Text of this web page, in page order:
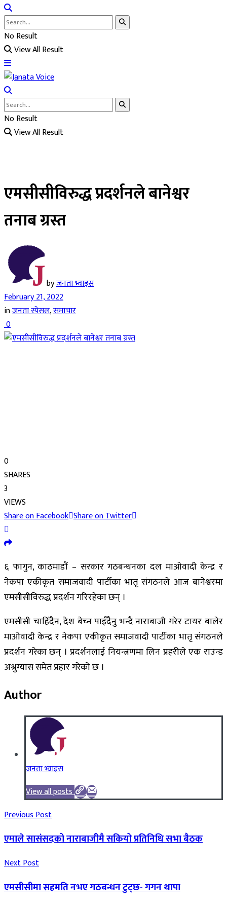
No Result
View All Result
No Result
View All Result
एमसीसीविरुद्ध प्रदर्शनले बानेश्वर
तनाब ग्रस्त
byजनता भ्वाइस
February 21, 2022
inजनता स्पेसल,समाचार
0
0
SHARES
3
VIEWS
Share on Facebook Share on Twitter
६ फागुन, काठमाडौं – सरकार गठबन्धनका दल माओवादी केन्द्र र
नेकपा एकीकृत समाजवादी पार्टीका भातृ संगठनले आज बानेश्वरमा
एमसीसीविरुद्ध प्रदर्शन गरिरहेका छन् ।
एमसीसी चाहिँदैन, देश बेच्‍न पाइँदैनु भन्दै नाराबाजी गरेर टायर बालेर
माओवादी केन्द्र र नेकपा एकीकृत समाजवादी पार्टीका भातृ संगठनले
प्रदर्शन गरेका छन् । प्रदर्शनलाई नियन्त्रणमा लिन प्रहरीले एक राउन्ड
अश्रुग्यास समेत प्रहार गरेको छ ।
Author
जनता भ्वाइस
View all posts
Previous Post
एमाले सासंसदको नाराबाजीमै सकियो प्रतिनिधि सभा बैठक
Next Post
एमसीसीमा सहमति नभए गठबन्धन टुट्छ- गगन थापा